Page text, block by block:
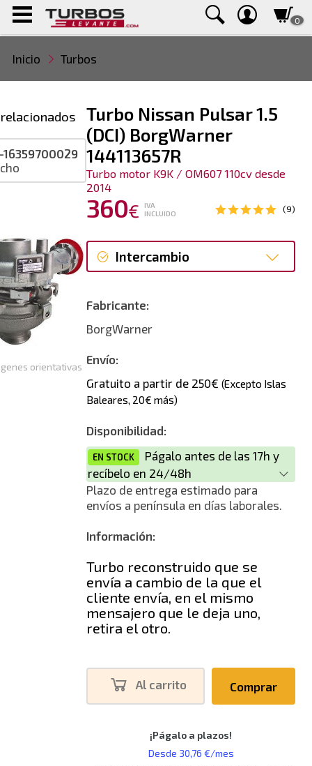
0
Inicio Turbos
Turbo Nissan Pulsar 1.5
(DCI) BorgWarner
144113657R
Turbo motor K9K / OM607 110cv desde
2014
360€
IVA
INCLUIDO
(9)
Intercambio
Reconstrucción
Fabricante:
BorgWarner
Envío:
Gratuito a partir de 250€ (Excepto Islas
Baleares, 20€ más)
Disponibilidad:
EN STOCK
Págalo antes de las 17h y
recíbelo en 24/48h
Plazo de entrega estimado para
envíos a península en días laborales.
Información:
Turbo reconstruido que se
envía a cambio de la que el
cliente envía, en el mismo
mensajero que le deja uno,
retira el otro.
Al carrito Comprar
orientativas
16359700029